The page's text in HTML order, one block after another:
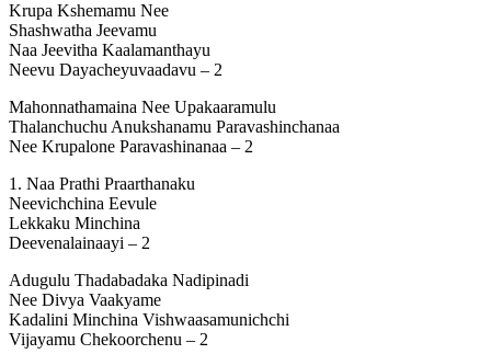
Krupa Kshemamu Nee
Shashwatha Jeevamu
Naa Jeevitha Kaalamanthayu
Neevu Dayacheyuvaadavu – 2
Mahonnathamaina Nee Upakaaramulu
Thalanchuchu Anukshanamu Paravashinchanaa
Nee Krupalone Paravashinanaa – 2
1. Naa Prathi Praarthanaku
Neevichchina Eevule
Lekkaku Minchina
Deevenalainaayi – 2
Adugulu Thadabadaka Nadipinadi
Nee Divya Vaakyame
Kadalini Minchina Vishwaasamunichchi
Vijayamu Chekoorchenu – 2